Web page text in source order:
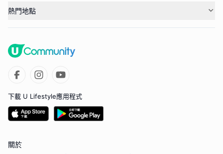
熱門地點
下載 U Lifestyle應用程式
關於